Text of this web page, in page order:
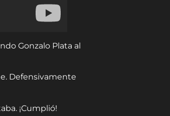
Gonzalo Plata al
Defensivamente
¡Cumplió!